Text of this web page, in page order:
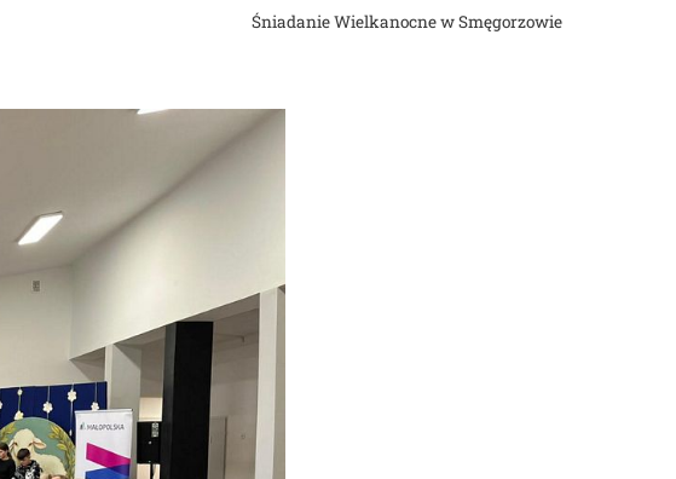
Śniadanie Wielkanocne w Smęgorzowie